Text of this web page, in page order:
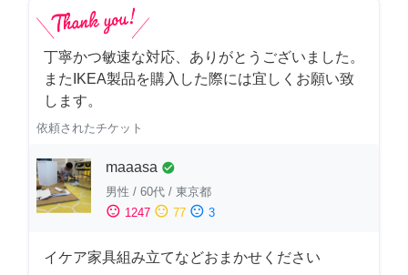
丁寧かつ敏速な対応、ありがとうございました。
またIKEA製品を購入した際には宜しくお願い致
します。
依頼されたチケット
maaasa check_circle
男性 / 60代 / 東京都
sentiment_satisfied 1247 sentiment_neutral 77 sentiment_dissatisfied 3
イケア家具組み立てなどおまかせください